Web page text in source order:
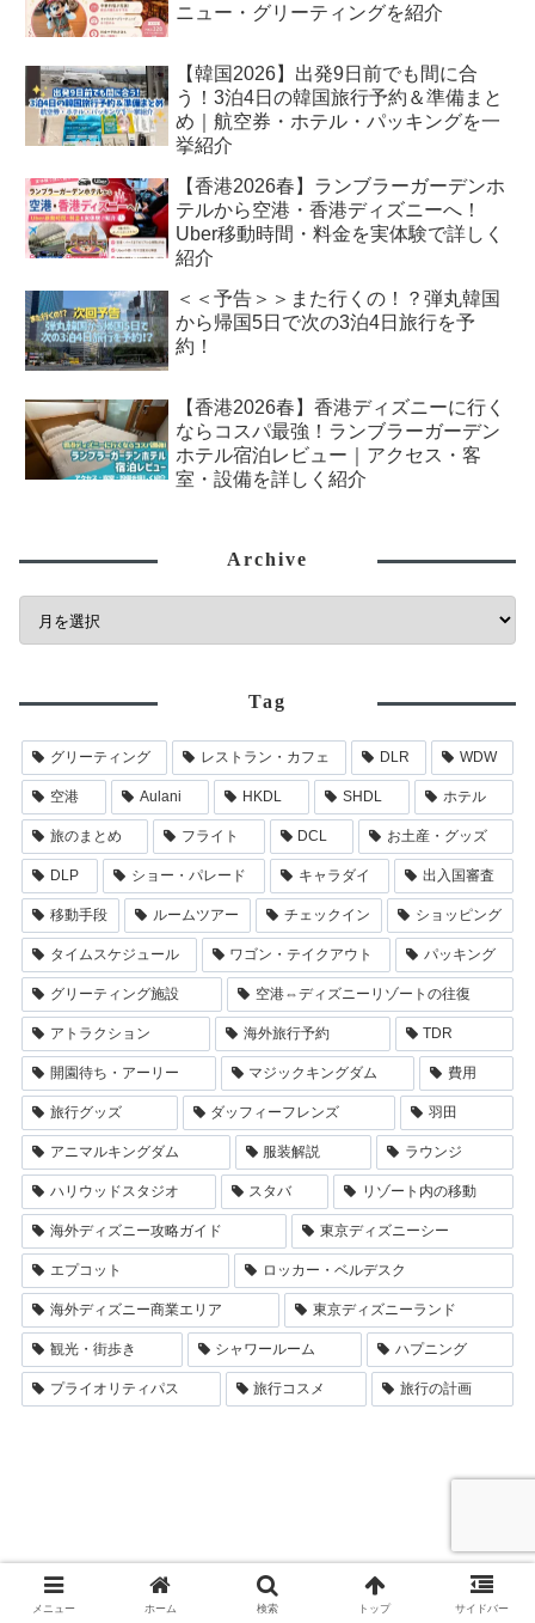
ニュー・グリーティングを紹介
【韓国2026】出発9日前でも間に合
う！3泊4日の韓国旅行予約＆準備まと
め｜航空券・ホテル・パッキングを一
挙紹介
【香港2026春】ランブラーガーデンホ
テルから空港・香港ディズニーへ！
Uber移動時間・料金を実体験で詳しく
紹介
＜＜予告＞＞また行くの！？弾丸韓国
から帰国5日で次の3泊4日旅行を予
約！
【香港2026春】香港ディズニーに行く
ならコスパ最強！ランブラーガーデン
ホテル宿泊レビュー｜アクセス・客
室・設備を詳しく紹介
Archive
Tag
グリーティング レストラン・カフェ DLR WDW
空港 Aulani HKDL SHDL ホテル
旅のまとめ フライト DCL お土産・グッズ
DLP ショー・パレード キャラダイ 出入国審査
移動手段 ルームツアー チェックイン ショッピング
タイムスケジュール ワゴン・テイクアウト パッキング
グリーティング施設 空港⇔ディズニーリゾートの往復
アトラクション 海外旅行予約 TDR
開園待ち・アーリー マジックキングダム 費用
旅行グッズ ダッフィーフレンズ 羽田
アニマルキングダム 服装解説 ラウンジ
ハリウッドスタジオ スタバ リゾート内の移動
海外ディズニー攻略ガイド 東京ディズニーシー
エプコット ロッカー・ベルデスク
海外ディズニー商業エリア 東京ディズニーランド
観光・街歩き シャワールーム ハプニング
プライオリティパス 旅行コスメ 旅行の計画
メニュー ホーム 検索 トップ サイドバー